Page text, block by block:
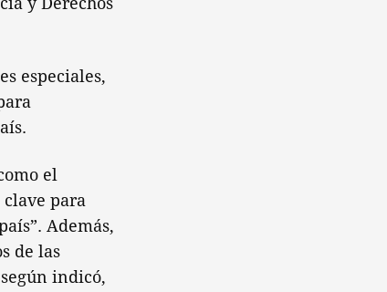
especiales,
el
para
Además,
de las
indicó,